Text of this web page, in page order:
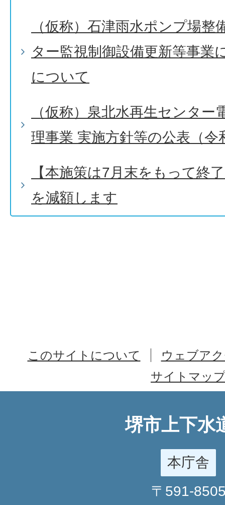
（仮称）石津雨水ポンプ場
ター監視制御設備更新等事業
について
（仮称）泉北水再生センター
理事業 実施方針等の公表（令
【本施策は7月末をもって終
を減額します
このサイトについて
ウェブア
サイトマッ
堺市上下水
本庁舎
〒591-